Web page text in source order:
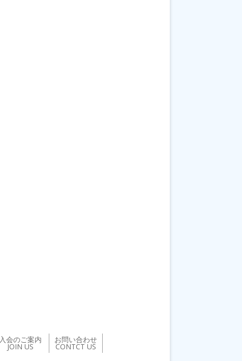
入会のご案内
JOIN US
お問い合わせ
CONTCT US